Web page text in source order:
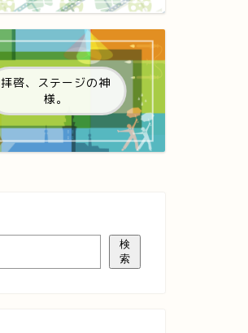
拝啓、ステージの神
様。
検
索